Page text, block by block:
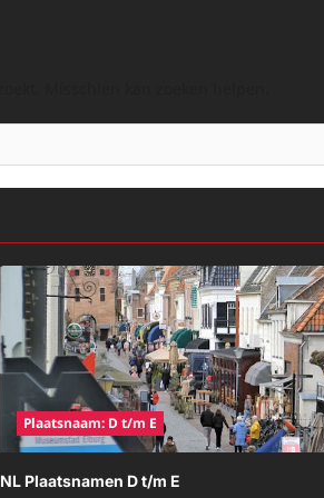
Plaatsnaam: D t/m E
NL Plaatsnamen D t/m E